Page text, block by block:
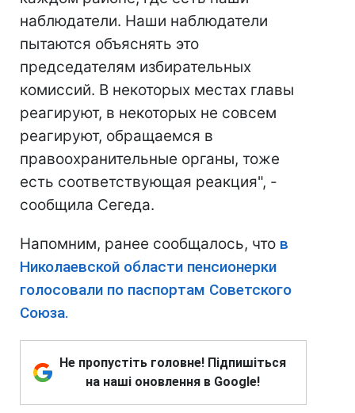
наблюдатели. Наши наблюдатели
пытаются объяснять это
председателям избирательных
комиссий. В некоторых местах главы
реагируют, в некоторых не совсем
реагируют, обращаемся в
правоохранительные органы, тоже
есть соответствующая реакция", -
сообщила Сегеда.
Напомним, ранее сообщалось, что в
Николаевской области пенсионерки
голосовали по паспортам Советского
Союза.
Не пропустіть головне! Підпишіться
на наші оновлення в Google!